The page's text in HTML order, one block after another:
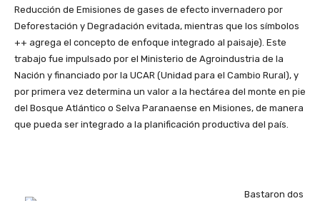
Reducción de Emisiones de gases de efecto invernadero por
Deforestación y Degradación evitada, mientras que los símbolos
++ agrega el concepto de enfoque integrado al paisaje). Este
trabajo fue impulsado por el Ministerio de Agroindustria de la
Nación y financiado por la UCAR (Unidad para el Cambio Rural), y
por primera vez determina un valor a la hectárea del monte en pie
del Bosque Atlántico o Selva Paranaense en Misiones, de manera
que pueda ser integrado a la planificación productiva del país.
Bastaron dos